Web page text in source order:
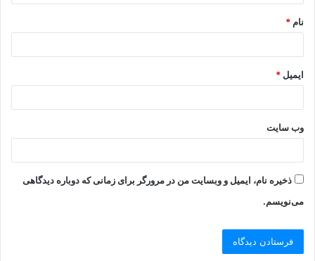
*
نام *
ایمیل *
وب‌ سایت
ذخیره نام، ایمیل و وبسایت من در مرورگر برای زمانی که دوباره دیدگاهی
می‌نویسم.